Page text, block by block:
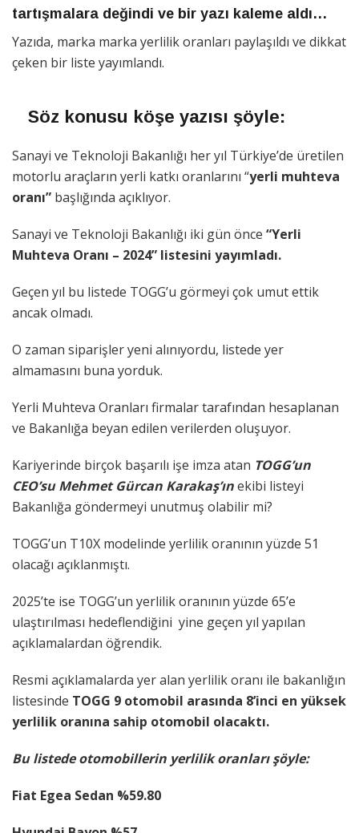
tartışmalara değindi ve bir yazı kaleme aldı…
Yazıda, marka marka yerlilik oranları paylaşıldı ve dikkat
çeken bir liste yayımlandı.
Söz konusu köşe yazısı şöyle:
Sanayi ve Teknoloji Bakanlığı her yıl Türkiye’de üretilen
motorlu araçların yerli katkı oranlarını “yerli muhteva
oranı” başlığında açıklıyor.
Sanayi ve Teknoloji Bakanlığı iki gün önce “Yerli
Muhteva Oranı – 2024” listesini yayımladı.
Geçen yıl bu listede TOGG’u görmeyi çok umut ettik
ancak olmadı.
O zaman siparişler yeni alınıyordu, listede yer
almamasını buna yorduk.
Yerli Muhteva Oranları firmalar tarafından hesaplanan
ve Bakanlığa beyan edilen verilerden oluşuyor.
Kariyerinde birçok başarılı işe imza atan TOGG’un
CEO’su Mehmet Gürcan Karakaş’ınekibi listeyi
Bakanlığa göndermeyi unutmuş olabilir mi?
TOGG’un T10X modelinde yerlilik oranının yüzde 51
olacağı açıklanmıştı.
2025’te ise TOGG’un yerlilik oranının yüzde 65’e
ulaştırılması hedeflendiğini yine geçen yıl yapılan
açıklamalardan öğrendik.
Resmi açıklamalarda yer alan yerlilik oranı ile bakanlığın
listesinde TOGG 9 otomobil arasında 8’inci en yüksek
yerlilik oranına sahip otomobil olacaktı.
Bu listede otomobillerin yerlilik oranları şöyle:
Fiat Egea Sedan %59.80